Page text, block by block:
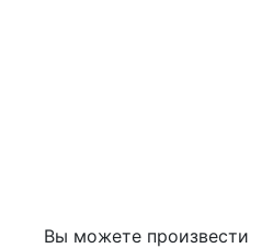
Вы можете произвести